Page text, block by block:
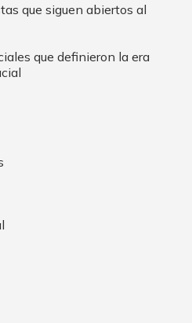
que siguen abiertos al
que definieron la era